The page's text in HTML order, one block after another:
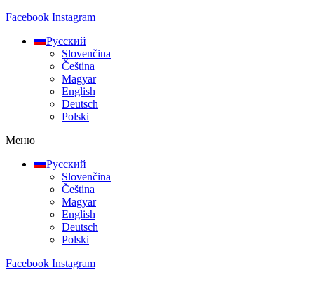
Facebook Instagram
Русский
Slovenčina
Čeština
Magyar
English
Deutsch
Polski
Меню
Русский
Slovenčina
Čeština
Magyar
English
Deutsch
Polski
Facebook Instagram